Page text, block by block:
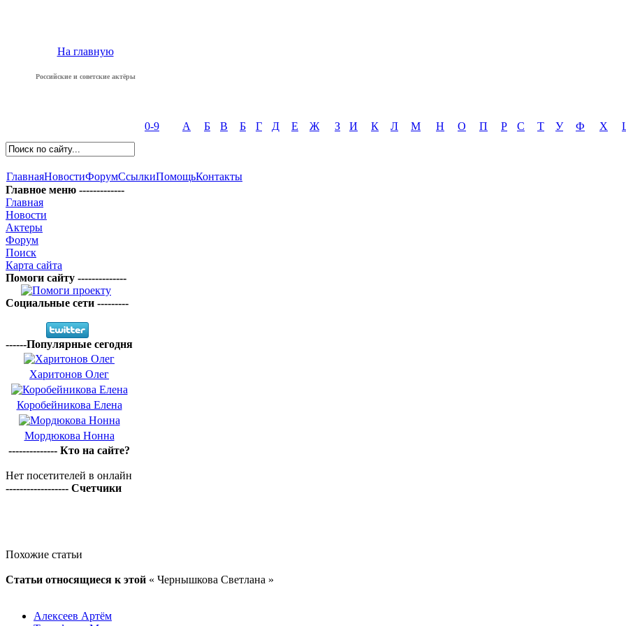
На главную
Российские и советские актёры
0-9 А Б В Б Г Д Е Ж З И К Л М Н О П Р С Т У Ф Х
ГлавнаяНовостиФорумСсылкиПомощьКонтакты
Главное меню -------------
Главная
Новости
Актеры
Форум
Поиск
Карта сайта
Помоги сайту --------------
Социальные сети ---------
------Популярные сегодня
Харитонов Олег
Коробейникова Елена
Мордюкова Нонна
-------------- Кто на сайте?
Нет посетителей в онлайн
------------------ Счетчики
Похожие статьи
Статьи относящиеся к этой « Чернышкова Светлана »
Алексеев Артём